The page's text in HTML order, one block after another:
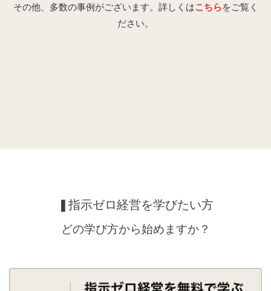
その他、多数の事例がございます。詳しくは こちらをご覧く
ださい。
❚指示ゼロ経営を学びたい方
どの学び方から始めますか？